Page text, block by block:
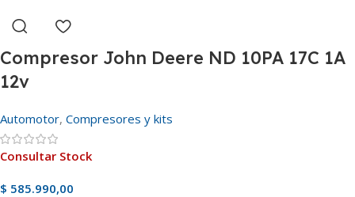
Compresor John Deere ND 10PA 17C 1A
12v
Automotor, Compresores y kits
Consultar Stock
$ 585.990,00